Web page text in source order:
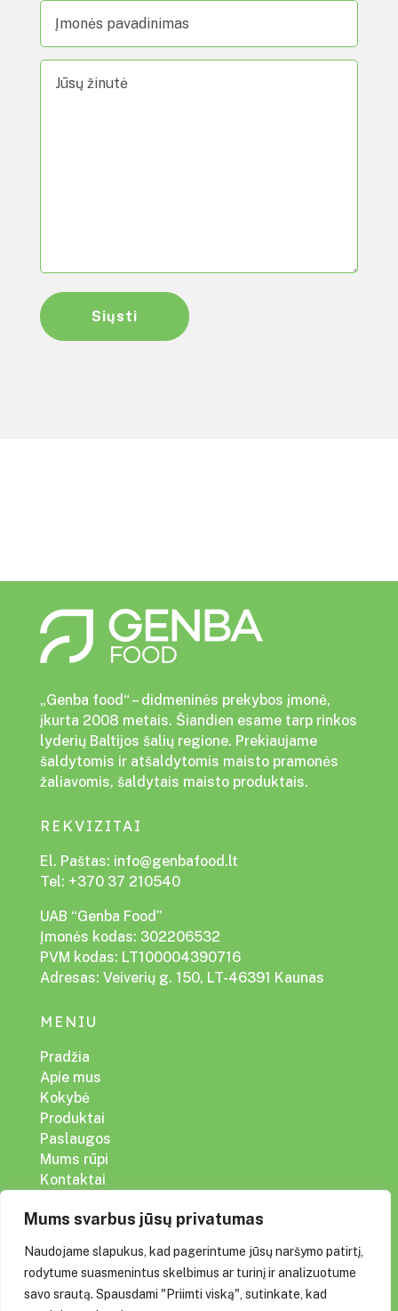
Mums svarbus jūsų privatumas
Naudojame slapukus, kad pagerintume jūsų naršymo patirtį,
rodytume suasmenintus skelbimus ar turinį ir analizuotume
savo srautą. Spausdami "Priimti viską", sutinkate, kad
Siųsti
„Genba food“ – didmeninės prekybos įmonė,
įkurta 2008 metais. Šiandien esame tarp rinkos
lyderių Baltijos šalių regione. Prekiaujame
šaldytomis ir atšaldytomis maisto pramonės
žaliavomis, šaldytais maisto produktais.
REKVIZITAI
El. Paštas: info@genbafood.lt
Tel: +370 37 210540
UAB “Genba Food”
Įmonės kodas: 302206532
PVM kodas: LT100004390716
Adresas: Veiverių g. 150, LT-46391 Kaunas
MENIU
Pradžia
Apie mus
Kokybė
Produktai
Paslaugos
Mums rūpi
Kontaktai
SOC. TINKLAI